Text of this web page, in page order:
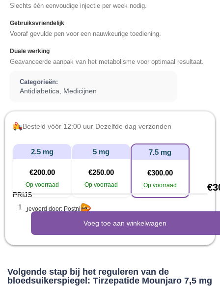
Slechts één eenvoudige injectie per week nodig.
Gebruiksvriendelijk
Vooraf gevulde pen voor een nauwkeurige toediening.
Duale werking
Geavanceerde aanpak van het metabolisme voor optimaal resultaat.
Categorieën:
Antidiabetica Medicijnen
Besteld vóór 12:00 uur Dezelfde dag verzonden
2.5 mg
€200.00
Op voorraad
5 mg
€250.00
Op voorraad
7.5 mg
€300.00
Op voorraad
PRIJS
€
Uitgevoerd door: Postnl
Voeg toe aan winkelwagen
Volgende stap bij het reguleren van de
bloedsuikerspiegel: Tirzepatide Mounjaro 7,5 mg